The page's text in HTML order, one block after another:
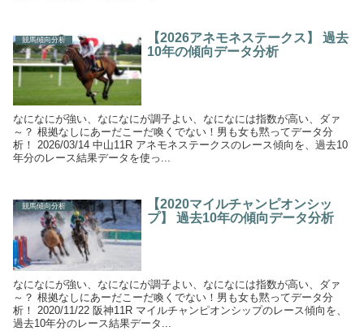
競馬傾向分析
【2026アネモネステークス】 過去
10年の傾向データ分析
なになにが強い、なになにが調子よい、なになには指数が高い、ダァ
～？ 根拠なしにあーだこーだ喚くでない！男も女も黙ってデータ分
析！ 2026/03/14 中山11R アネモネステークスのレース傾向を、過去10
年分のレース結果データを使っ...
競馬傾向分析
【2020マイルチャンピオンシッ
プ】 過去10年の傾向データ分析
なになにが強い、なになにが調子よい、なになには指数が高い、ダァ
～？ 根拠なしにあーだこーだ喚くでない！男も女も黙ってデータ分
析！ 2020/11/22 阪神11R マイルチャンピオンシップのレース傾向を、
過去10年分のレース結果データ...